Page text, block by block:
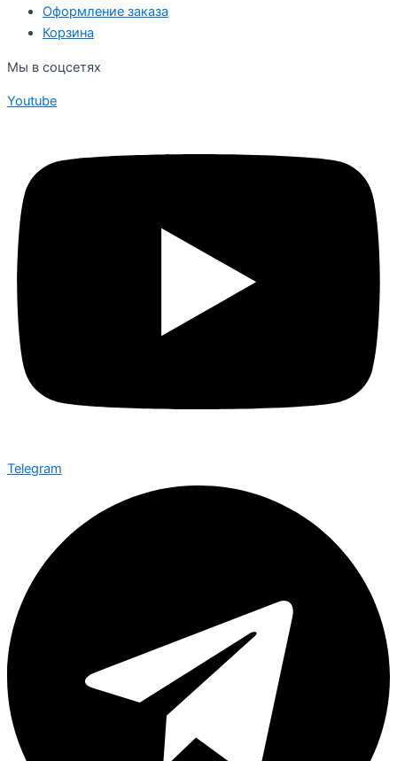
Оформление заказа
Корзина
Мы в соцсетях
Youtube
Telegram